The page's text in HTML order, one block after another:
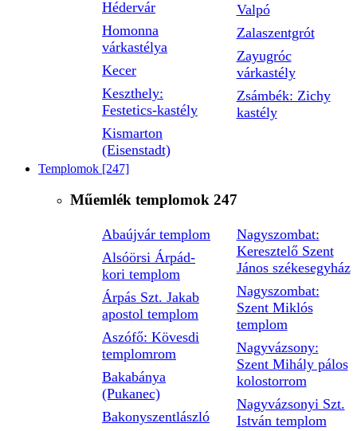
Hédervár
Homonna
várkastélya
Kecer
Keszthely:
Festetics-kastély
Kismarton
(Eisenstadt)
Valpó
Zalaszentgrót
Zayugróc
várkastély
Zsámbék: Zichy
kastély
Templomok [247]
Műemlék templomok 247
Abaújvár templom
Alsóörsi Árpád-
kori templom
Árpás Szt. Jakab
apostol templom
Aszófő: Kövesdi
templomrom
Bakabánya
(Pukanec)
Bakonyszentlászló
Nagyszombat:
Keresztelő Szent
János székesegyház
Nagyszombat:
Szent Miklós
templom
Nagyvázsony:
Szent Mihály pálos
kolostorrom
Nagyvázsonyi Szt.
István templom